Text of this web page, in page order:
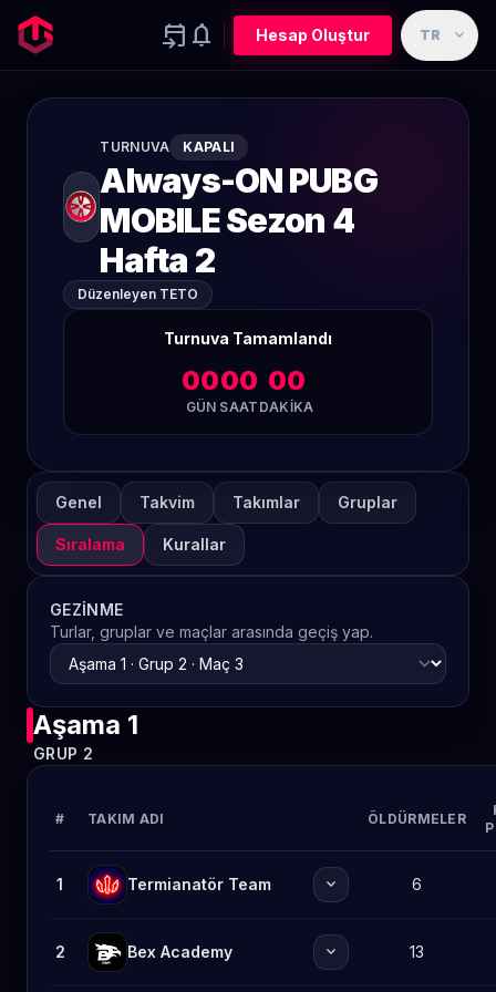
event_upcoming notifications Hesap Oluştur TR expand_more
TURNUVA KAPALI
Always-ON PUBG
MOBILE Sezon 4
Hafta 2
Düzenleyen TETO
Turnuva Tamamlandı
00
GÜN
00
SAAT
00
DAKIKA
Genel Takvim Takımlar Gruplar
Sıralama Kurallar
GEZINME
Turlar, gruplar ve maçlar arasında geçiş yap.
Aşama 1
GRUP 2
# TAKIM ADI ÖLDÜRMELER
1 Termianatör Team expand_more 6
2 Bex Academy expand_more 13